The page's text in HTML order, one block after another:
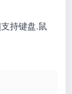
持键盘.鼠